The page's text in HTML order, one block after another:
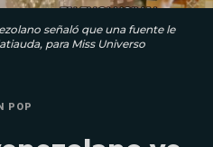
señaló que una fuente le
para Miss Universo
POP